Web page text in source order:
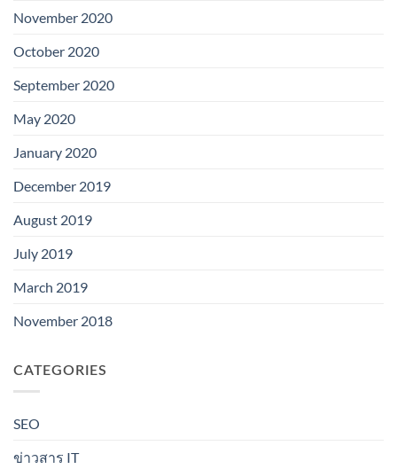
November 2020
October 2020
September 2020
May 2020
January 2020
December 2019
August 2019
July 2019
March 2019
November 2018
CATEGORIES
SEO
ข่าวสาร IT